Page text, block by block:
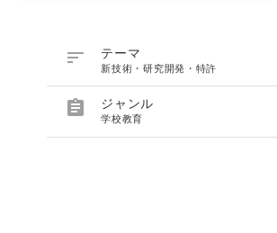
 テーマ
新技術・研究開発・特許
 ジャンル
学校教育